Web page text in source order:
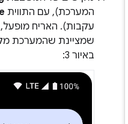
המערכת), עם התווית
עקבות). האריח
שמציינת שהמערכת
באיור 3: